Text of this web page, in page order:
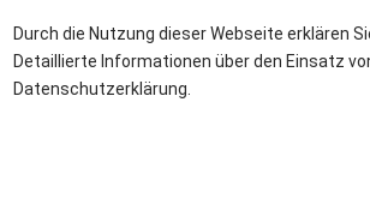
max. Steigfähigkeit 45%, äußerer Wenderadius
Durch die Nutzung dieser Webseite erklären
Detaillierte Informationen über den Einsatz
Datenschutzerklärung.